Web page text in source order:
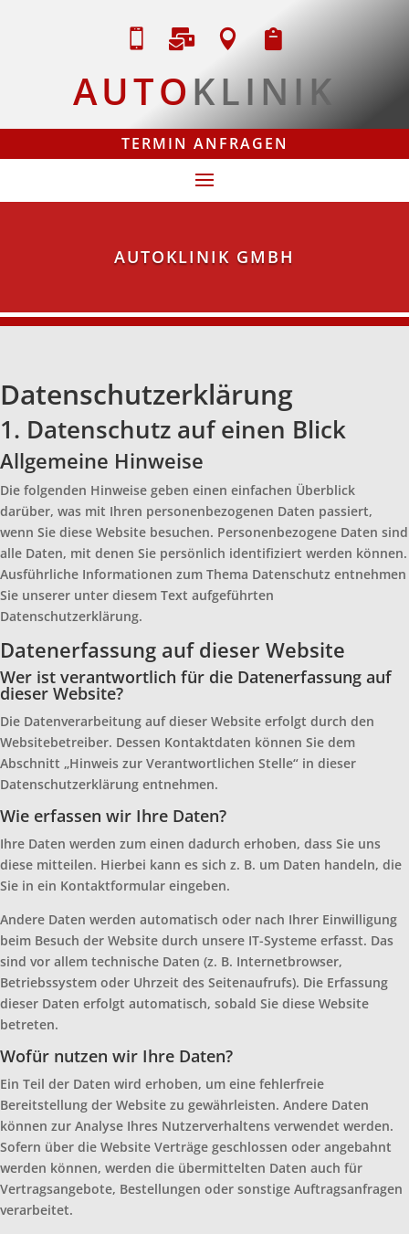
   
AUTOKLINIK
TERMIN ANFRAGEN
AUTOKLINIK GMBH
Datenschutz­erklärung
1. Datenschutz auf einen Blick
Allgemeine Hinweise
Die folgenden Hinweise geben einen einfachen Überblick
darüber, was mit Ihren personenbezogenen Daten passiert,
wenn Sie diese Website besuchen. Personenbezogene Daten sind
alle Daten, mit denen Sie persönlich identifiziert werden können.
Ausführliche Informationen zum Thema Datenschutz entnehmen
Sie unserer unter diesem Text aufgeführten
Datenschutzerklärung.
Datenerfassung auf dieser Website
Wer ist verantwortlich für die Datenerfassung auf
dieser Website?
Die Datenverarbeitung auf dieser Website erfolgt durch den
Websitebetreiber. Dessen Kontaktdaten können Sie dem
Abschnitt „Hinweis zur Verantwortlichen Stelle“ in dieser
Datenschutzerklärung entnehmen.
Wie erfassen wir Ihre Daten?
Ihre Daten werden zum einen dadurch erhoben, dass Sie uns
diese mitteilen. Hierbei kann es sich z. B. um Daten handeln, die
Sie in ein Kontaktformular eingeben.
Andere Daten werden automatisch oder nach Ihrer Einwilligung
beim Besuch der Website durch unsere IT-Systeme erfasst. Das
sind vor allem technische Daten (z. B. Internetbrowser,
Betriebssystem oder Uhrzeit des Seitenaufrufs). Die Erfassung
dieser Daten erfolgt automatisch, sobald Sie diese Website
betreten.
Wofür nutzen wir Ihre Daten?
Ein Teil der Daten wird erhoben, um eine fehlerfreie
Bereitstellung der Website zu gewährleisten. Andere Daten
können zur Analyse Ihres Nutzerverhaltens verwendet werden.
Sofern über die Website Verträge geschlossen oder angebahnt
werden können, werden die übermittelten Daten auch für
Vertragsangebote, Bestellungen oder sonstige Auftragsanfragen
verarbeitet.